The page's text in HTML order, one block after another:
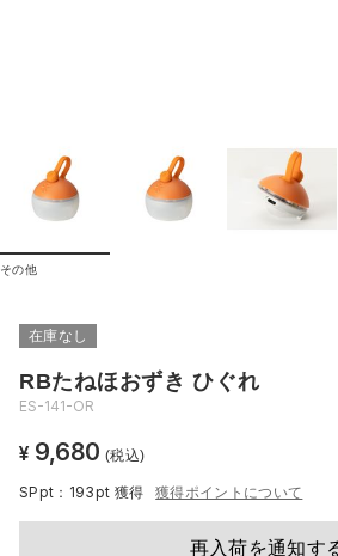
その他
在庫なし
RBたねほおずき ひぐれ
ES-141-OR
¥ 9,680 (税込)
SPpt：193pt 獲得 獲得ポイントについて
再入荷を通知す